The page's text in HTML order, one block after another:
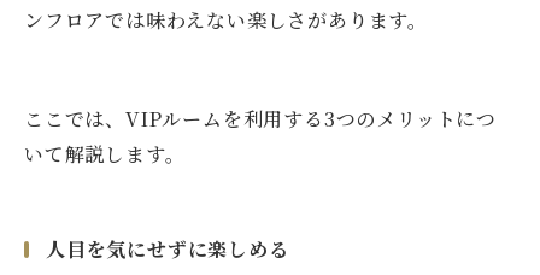
ンフロアでは味わえない楽しさがあります。
ここでは、VIPルームを利用する3つのメリットにつ
いて解説します。
人目を気にせずに楽しめる